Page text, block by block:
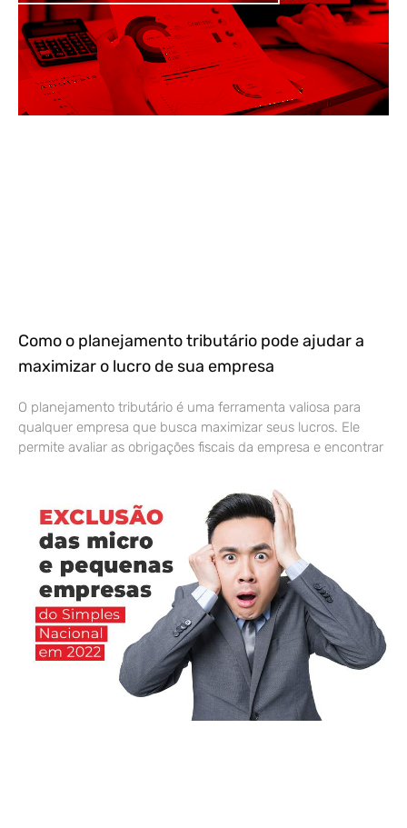
Como o planejamento tributário pode ajudar a
maximizar o lucro de sua empresa
O planejamento tributário é uma ferramenta valiosa para
qualquer empresa que busca maximizar seus lucros. Ele
permite avaliar as obrigações fiscais da empresa e encontrar